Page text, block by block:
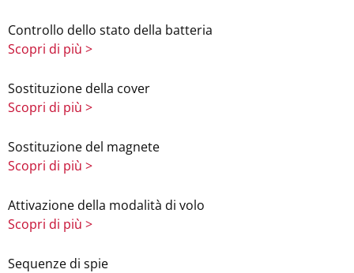
Controllo dello stato della batteria
Scopri di più >
Sostituzione della cover
Scopri di più >
Sostituzione del magnete
Scopri di più >
Attivazione della modalità di volo
Scopri di più >
Sequenze di spie